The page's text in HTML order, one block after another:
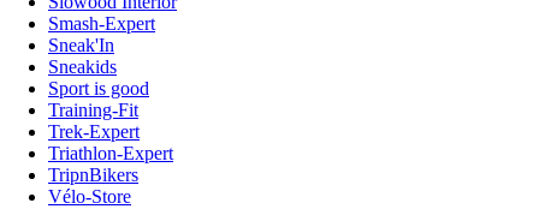
Smash-Expert
Sneak'In
Sneakids
Sport is good
Training-Fit
Trek-Expert
Triathlon-Expert
TripnBikers
Vélo-Store